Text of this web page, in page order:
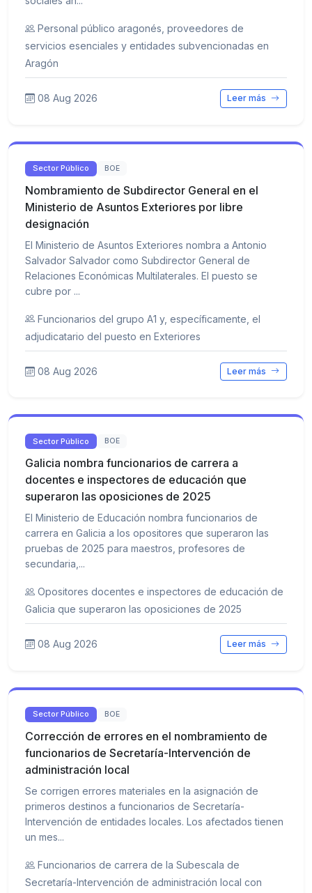
Personal público aragonés, proveedores de
servicios esenciales y entidades subvencionadas en
Aragón
08 Aug 2026 Leer más
Sector Público BOE
Nombramiento de Subdirector General en el
Ministerio de Asuntos Exteriores por libre
designación
El Ministerio de Asuntos Exteriores nombra a Antonio
Salvador Salvador como Subdirector General de
Relaciones Económicas Multilaterales. El puesto se
cubre por ...
Funcionarios del grupo A1 y, específicamente, el
adjudicatario del puesto en Exteriores
08 Aug 2026 Leer más
Sector Público BOE
Galicia nombra funcionarios de carrera a
docentes e inspectores de educación que
superaron las oposiciones de 2025
El Ministerio de Educación nombra funcionarios de
carrera en Galicia a los opositores que superaron las
pruebas de 2025 para maestros, profesores de
secundaria,...
Opositores docentes e inspectores de educación de
Galicia que superaron las oposiciones de 2025
08 Aug 2026 Leer más
Sector Público BOE
Corrección de errores en el nombramiento de
funcionarios de Secretaría-Intervención de
administración local
Se corrigen errores materiales en la asignación de
primeros destinos a funcionarios de Secretaría-
Intervención de entidades locales. Los afectados tienen
un mes...
Funcionarios de carrera de la Subescala de
Secretaría-Intervención de administración local con